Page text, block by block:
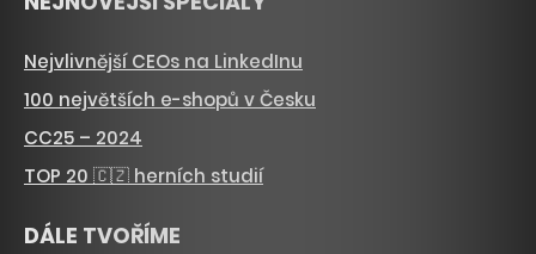
Nejvlivnější CEOs na LinkedInu
100 největších e-shopů v Česku
CC25 – 2024
TOP 20 🇨🇿 herních studií
DÁLE TVOŘÍME